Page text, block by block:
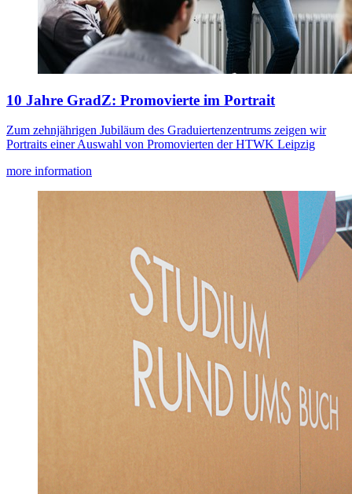
10 Jahre GradZ: Promovierte im Portrait
Zum zehnjährigen Jubiläum des Graduiertenzentrums zeigen wir
Portraits einer Auswahl von Promovierten der HTWK Leipzig
more information